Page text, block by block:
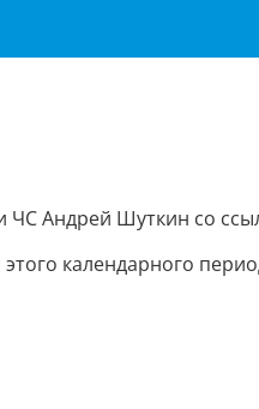
Андрей Шуткин со
календарного